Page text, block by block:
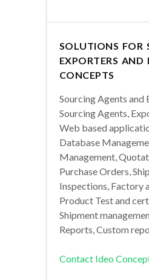
SOLUTIONS FOR
EXPORTERS AND
CONCEPTS
Sourcing Agents
Sourcing Agents,
Web based
Database
Management,
Purchase Orders,
Inspections, Factory
Product Test and
Shipment
Reports, Custom
Contact Ideo